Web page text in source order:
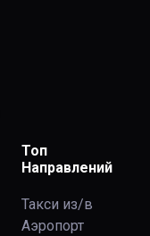
Топ
Направлений
Такси из/в
Аэропорт